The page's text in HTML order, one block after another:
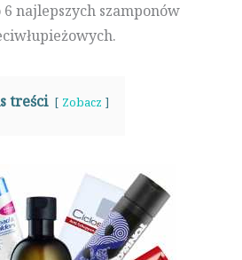
6 najlepszych szamponów
treści Zobacz